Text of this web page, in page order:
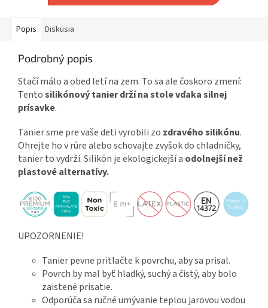
Popis Diskusia
Podrobný popis
Stačí málo a obed letí na zem. To sa ale čoskoro zmení:
Tentosilikónový tanier drží na stole vďaka silnej
prísavke.
Tanier sme pre vaše deti vyrobili zo zdravého silikónu.
Ohrejte ho v rúre alebo schovajte zvyšok do chladničky,
tanier to vydrží. Silikón je ekologickejší a odolnejší než
plastové alternatívy.
UPOZORNENIE!
Tanier pevne pritlačte k povrchu, aby sa prisal.
Povrch by mal byť hladký, suchý a čistý, aby bolo
zaistené prisatie.
Odporúča sa ručné umývanie teplou jarovou vodou